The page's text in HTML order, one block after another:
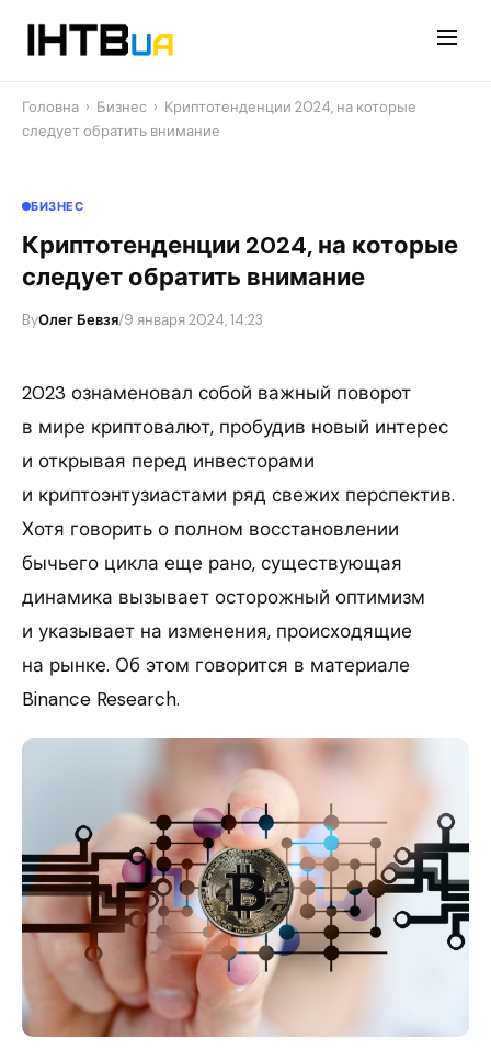
Головна › Бизнес › Криптотенденции 2024, на которые
следует обратить внимание
БИЗНЕС
Криптотенденции 2024, на которые
следует обратить внимание
ByОлег Бевзя/9 января 2024, 14:23
2023 ознаменовал собой важный поворот
в мире криптовалют, пробудив новый интерес
и открывая перед инвесторами
и криптоэнтузиастами ряд свежих перспектив.
Хотя говорить о полном восстановлении
бычьего цикла еще рано, существующая
динамика вызывает осторожный оптимизм
и указывает на изменения, происходящие
на рынке. Об этом говорится в материале
Binance Research.